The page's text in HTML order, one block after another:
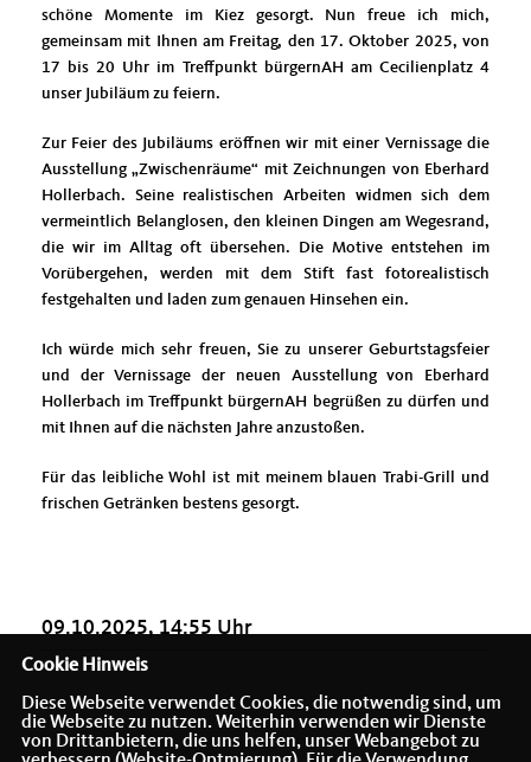
schöne Momente im Kiez gesorgt. Nun freue ich mich,
gemeinsam mit Ihnen am Freitag, den 17. Oktober 2025, von
17 bis 20 Uhr im Treffpunkt bürgernAH am Cecilienplatz 4
unser Jubiläum zu feiern.
Zur Feier des Jubiläums eröffnen wir mit einer Vernissage die
Ausstellung „Zwischenräume“ mit Zeichnungen von Eberhard
Hollerbach. Seine realistischen Arbeiten widmen sich dem
vermeintlich Belanglosen, den kleinen Dingen am Wegesrand,
die wir im Alltag oft übersehen. Die Motive entstehen im
Vorübergehen, werden mit dem Stift fast fotorealistisch
festgehalten und laden zum genauen Hinsehen ein.
Ich würde mich sehr freuen, Sie zu unserer Geburtstagsfeier
und der Vernissage der neuen Ausstellung von Eberhard
Hollerbach im Treffpunkt bürgernAH begrüßen zu dürfen und
mit Ihnen auf die nächsten Jahre anzustoßen.
Für das leibliche Wohl ist mit meinem blauen Trabi-Grill und
frischen Getränken bestens gesorgt. ­
09.10.2025, 14:55 Uhr
Cookie Hinweis
Diese Webseite verwendet Cookies, die notwendig sind, um
die Webseite zu nutzen. Weiterhin verwenden wir Dienste
von Drittanbietern, die uns helfen, unser Webangebot zu